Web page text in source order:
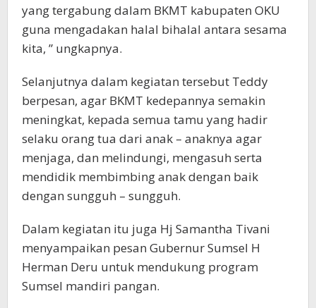
yang tergabung dalam BKMT kabupaten OKU
guna mengadakan halal bihalal antara sesama
kita, ” ungkapnya.
Selanjutnya dalam kegiatan tersebut Teddy
berpesan, agar BKMT kedepannya semakin
meningkat, kepada semua tamu yang hadir
selaku orang tua dari anak – anaknya agar
menjaga, dan melindungi, mengasuh serta
mendidik membimbing anak dengan baik
dengan sungguh – sungguh.
Dalam kegiatan itu juga Hj Samantha Tivani
menyampaikan pesan Gubernur Sumsel H
Herman Deru untuk mendukung program
Sumsel mandiri pangan.